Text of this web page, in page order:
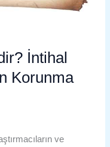
İntihal
Korunma
ve